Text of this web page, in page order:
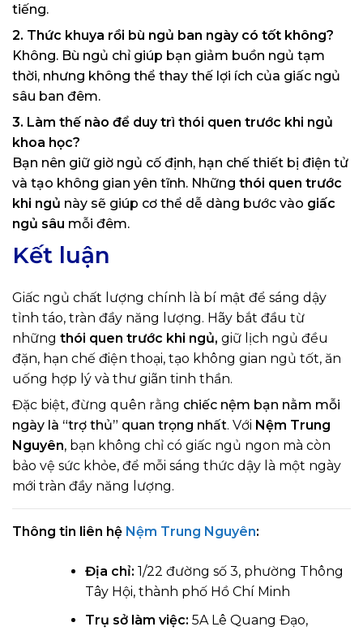
tiếng.
2. Thức khuya rồi bù ngủ ban ngày có tốt không?
Không. Bù ngủ chỉ giúp bạn giảm buồn ngủ tạm
thời, nhưng không thể thay thế lợi ích của giấc ngủ
sâu ban đêm.
3. Làm thế nào để duy trì thói quen trước khi ngủ
khoa học?
Bạn nên giữ giờ ngủ cố định, hạn chế thiết bị điện tử
và tạo không gian yên tĩnh. Những thói quen trước
khi ngủ này sẽ giúp cơ thể dễ dàng bước vào giấc
ngủ sâu mỗi đêm.
Kết luận
Giấc ngủ chất lượng chính là bí mật để sáng dậy
tỉnh táo, tràn đầy năng lượng. Hãy bắt đầu từ
những thói quen trước khi ngủ, giữ lịch ngủ đều
đặn, hạn chế điện thoại, tạo không gian ngủ tốt, ăn
uống hợp lý và thư giãn tinh thần.
Đặc biệt, đừng quên rằng chiếc nệm bạn nằm mỗi
ngày là “trợ thủ” quan trọng nhất. Với Nệm Trung
Nguyên, bạn không chỉ có giấc ngủ ngon mà còn
bảo vệ sức khỏe, để mỗi sáng thức dậy là một ngày
mới tràn đầy năng lượng.
Thông tin liên hệ Nệm Trung Nguyên:
Địa chỉ: 1/22 đường số 3, phường Thông
Tây Hội, thành phố Hồ Chí Minh
Trụ sở làm việc: 5A Lê Quang Đạo,